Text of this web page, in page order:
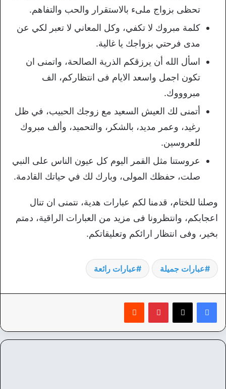
تحظى بزواج ملىء بالاستقرار والحب والتفاهم.
كلمة مبروك لا تكفي، وكل المعاني لا تعبر لكي عن
مدى فرحتي بزواجك يا غالية.
اسأل الله أن يرزقكم الذرية الصالحة، واتمنى ان
تكون اجمل واسعد الايام فى انتظاركم، الف
مبروووك.
أتمنى لك العيش السعيد مع زوجك الحبيب، في ظل
رغيد، وعمر مديد، بالشكر، والتحميد، وألف مبروك
للعروسين.
عروستنا مثل القمر اليوم كل عيون الناس على النبي
صلت، حفظك المولى، وبارك لك في حياتك القادمة.
وصلنا للختام، قدمنا لكم عبارات هدية، نتمنى ان تنال
اعجابكم، وانتظرونا فى مزيد من العبارات الراقية، دمتم
بخير، وفى انتظار ارائكم وتعليقاتكم.
عبارات جميلة عبارات رائعة
بينتيريست